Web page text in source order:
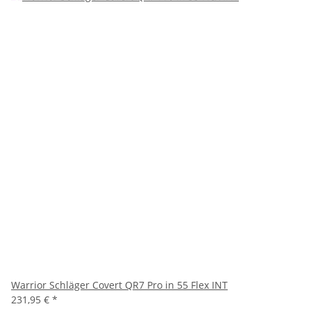
Warrior Schläger Covert QR7 Pro in 55 Flex INT
231,95 € *